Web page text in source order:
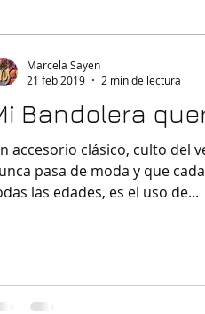
Bandolera
accesorio clásico, culto del
pasa de moda y que
las edades, es el uso de...
Marcela Sayen
21 feb 2019
2 min de lectura